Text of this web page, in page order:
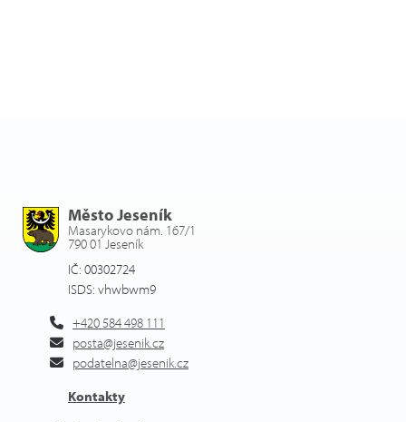
Město Jeseník
Masarykovo nám. 167/1
790 01 Jeseník
IČ: 00302724
ISDS: vhwbwm9
+420 584 498 111
posta@jesenik.cz
podatelna@jesenik.cz
Kontakty